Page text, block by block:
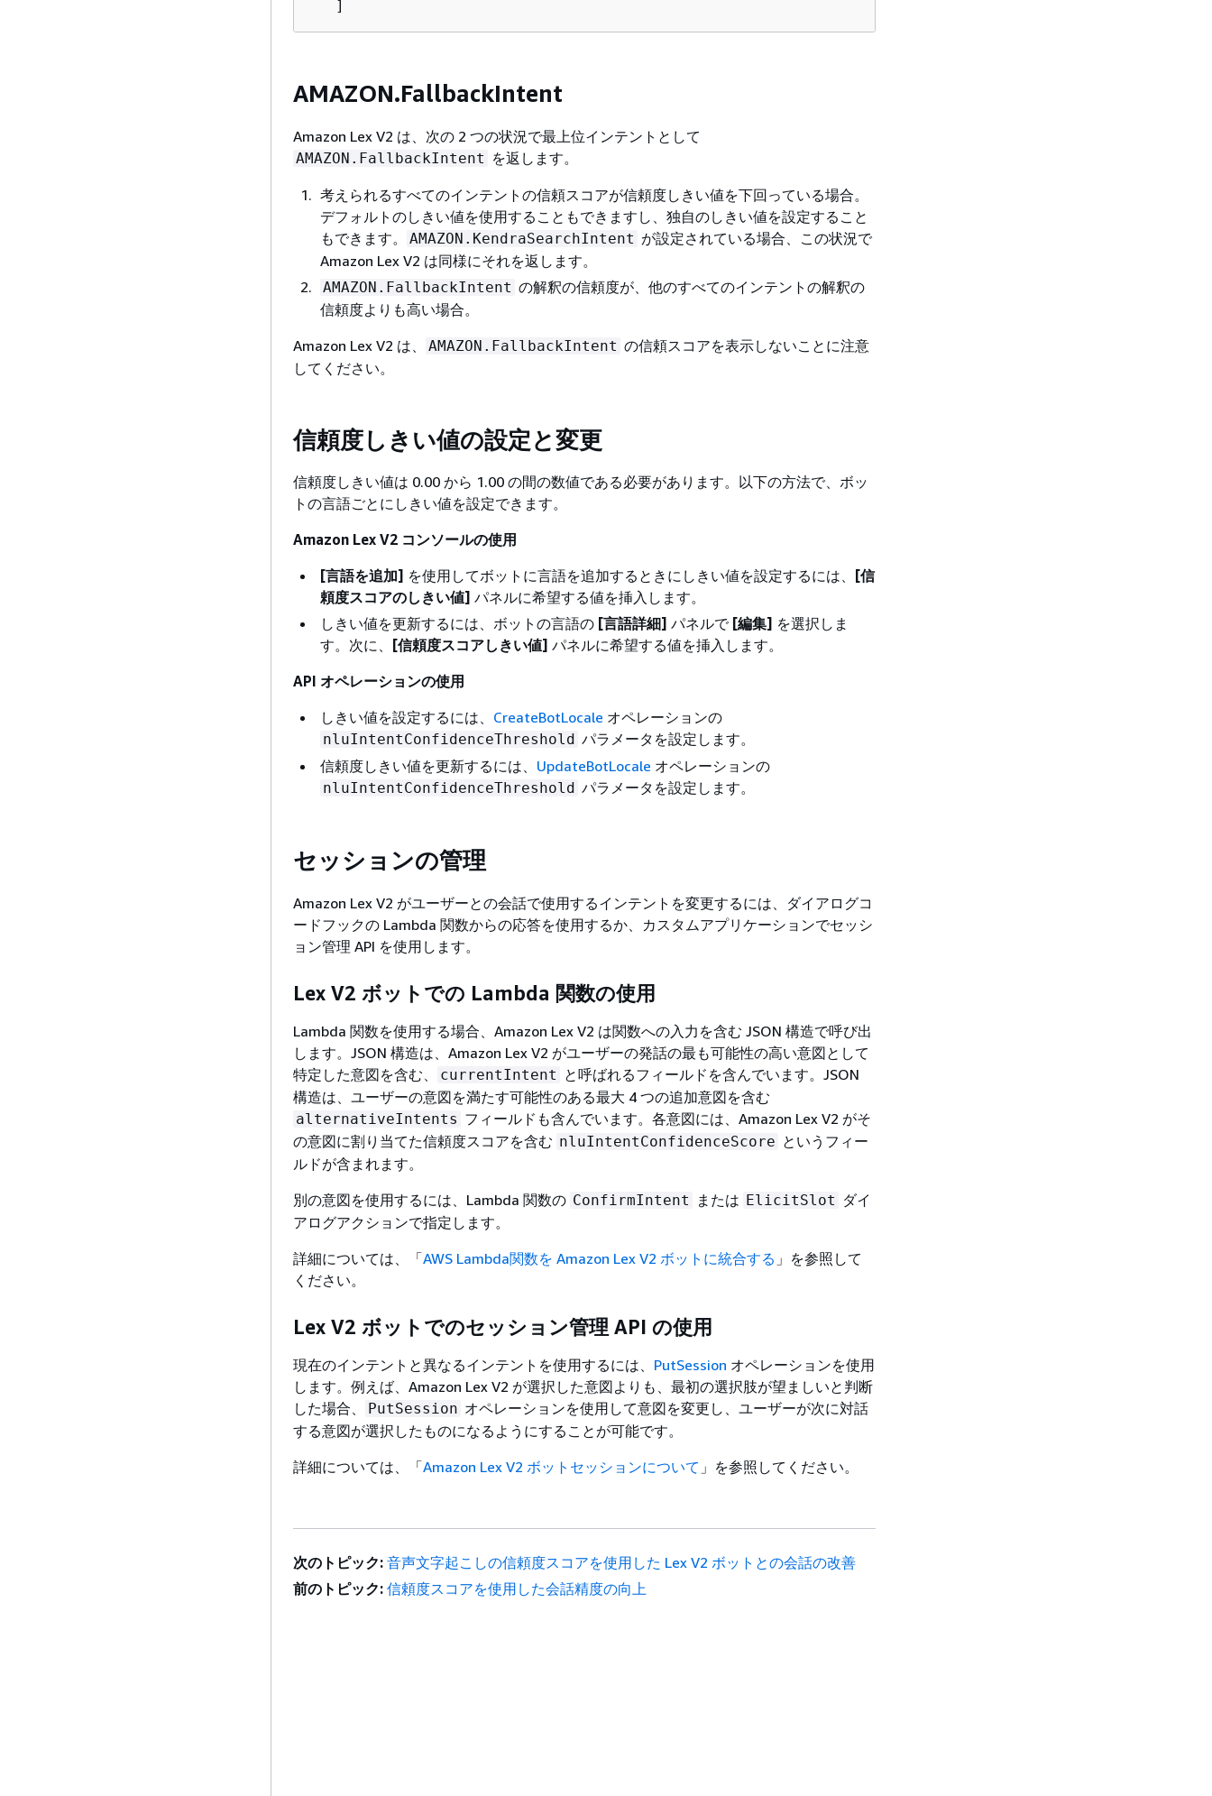
AMAZON.FallbackIntent
Amazon Lex V2 は、次の 2 つの状況で最上位インテントとして
AMAZON.FallbackIntent を返します。
考えられるすべてのインテントの信頼スコアが信頼度しきい値を下回っている場合。
デフォルトのしきい値を使用することもできますし、独自のしきい値を設定すること
もできます。
AMAZON.KendraSearchIntent が設定されている場合、この状況で
Amazon Lex V2 は同様にそれを返します。
AMAZON.FallbackIntent の解釈の信頼度が、他のすべてのインテントの解釈の
信頼度よりも高い場合。
Amazon Lex V2 は、
AMAZON.FallbackIntent の信頼スコアを表示しないことに注意
してください。
信頼度しきい値の設定と変更
信頼度しきい値は 0.00 から 1.00 の間の数値である必要があります。以下の方法で、ボッ
トの言語ごとにしきい値を設定できます。
Amazon Lex V2 コンソールの使用
[言語を追加] を使用してボットに言語を追加するときにしきい値を設定するには、
[信
頼度スコアのしきい値] パネルに希望する値を挿入します。
しきい値を更新するには、ボットの言語の [言語詳細] パネルで [編集] を選択しま
す。次に、
[信頼度スコアしきい値] パネルに希望する値を挿入します。
API オペレーションの使用
しきい値を設定するには、 CreateBotLocale オペレーションの
nluIntentConfidenceThreshold パラメータを設定します。
信頼度しきい値を更新するには、 UpdateBotLocale オペレーションの
nluIntentConfidenceThreshold パラメータを設定します。
セッションの管理
Amazon Lex V2 がユーザーとの会話で使用するインテントを変更するには、ダイアログコ
ードフックの Lambda 関数からの応答を使用するか、カスタムアプリケーションでセッシ
ョン管理 API を使用します。
Lex V2 ボットでの Lambda 関数の使用
Lambda 関数を使用する場合、Amazon Lex V2 は関数への入力を含む JSON 構造で呼び出
します。JSON 構造は、Amazon Lex V2 がユーザーの発話の最も可能性の高い意図として
特定した意図を含む、
currentIntent と呼ばれるフィールドを含んでいます。JSON
構造は、ユーザーの意図を満たす可能性のある最大 4 つの追加意図を含む
alternativeIntents フィールドも含んでいます。各意図には、Amazon Lex V2 がそ
の意図に割り当てた信頼度スコアを含む nluIntentConfidenceScore というフィー
ルドが含まれます。
別の意図を使用するには、Lambda 関数の ConfirmIntent または ElicitSlot ダイ
アログアクションで指定します。
詳細については、「AWS Lambda関数を Amazon Lex V2 ボットに統合する 」を参照して
ください。
Lex V2 ボットでのセッション管理 API の使用
現在のインテントと異なるインテントを使用するには、 PutSession オペレーションを使用
します。例えば、Amazon Lex V2 が選択した意図よりも、最初の選択肢が望ましいと判断
した場合、
PutSession オペレーションを使用して意図を変更し、ユーザーが次に対話
する意図が選択したものになるようにすることが可能です。
詳細については、「Amazon Lex V2 ボットセッションについて 」を参照してください。
次のトピック: 音声文字起こしの信頼度スコアを使用した Lex V2 ボットとの会話の改善
前のトピック: 信頼度スコアを使用した会話精度の向上